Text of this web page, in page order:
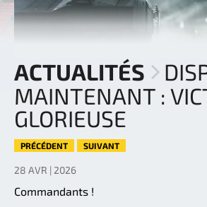
ACTUALITÉS
MAINTENANT :
GLORIEUSE
PRÉCÉDENT SUIVANT
28 AVR | 2026
Commandants !